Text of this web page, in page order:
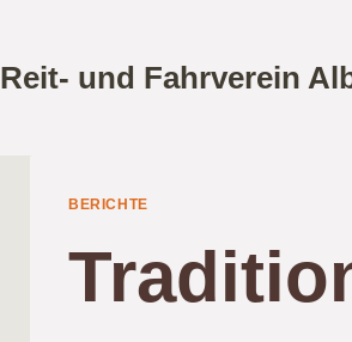
Reit- und Fahrverein
BERICHTE